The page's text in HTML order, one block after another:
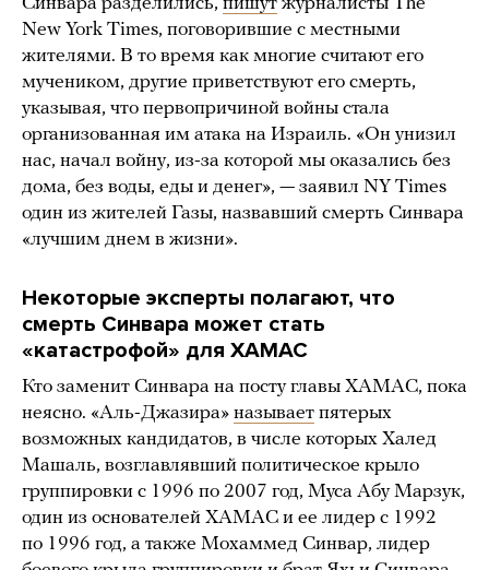
New York Times, поговорившие с местными
жителями. В то время как многие считают его
мучеником, другие приветствуют его смерть,
указывая, что первопричиной войны стала
организованная им атака на Израиль. «Он унизил
нас, начал войну, из-за которой мы оказались без
дома, без воды, еды и денег», — заявил NY Times
один из жителей Газы, назвавший смерть Синвара
«лучшим днем в жизни».
Некоторые эксперты полагают, что
смерть Синвара может стать
«катастрофой» для ХАМАС
Кто заменит Синвара на посту главы ХАМАС, пока
неясно. «Аль-Джазира» называет пятерых
возможных кандидатов, в числе которых Халед
Машаль, возглавлявший политическое крыло
группировки с 1996 по 2007 год, Муса Абу Марзук,
один из основателей ХАМАС и ее лидер с 1992
по 1996 год, а также Мохаммед Синвар, лидер